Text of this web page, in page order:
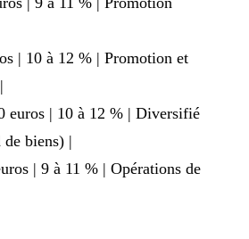
| 10 à 12 % | Promotion et
euros | 10 à 12 % | Diversifié
biens) |
| 9 à 11 % | Opérations de